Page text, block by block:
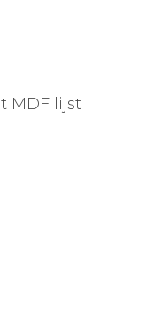
MDF lijst